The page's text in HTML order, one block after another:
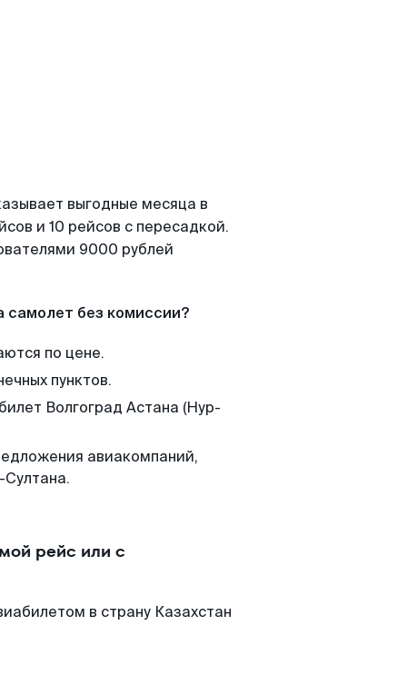
выгодные месяца в
и 10 рейсов с пересадкой.
9000 рублей
самолет без комиссии?
по цене.
пунктов.
Волгоград Астана (Нур-
авиакомпаний,
рейс или с
в страну Казахстан